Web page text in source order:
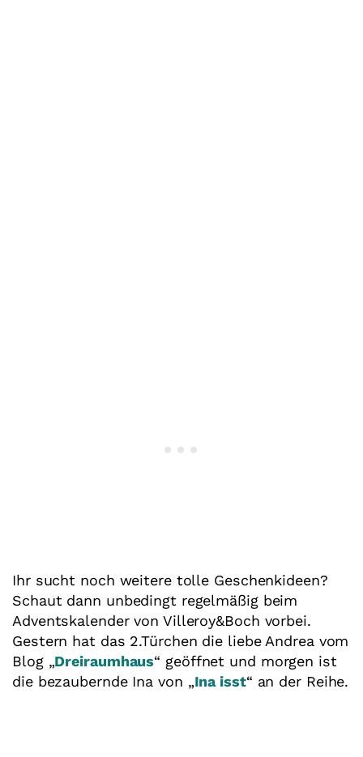
Ihr sucht noch weitere tolle Geschenkideen?
Schaut dann unbedingt regelmäßig beim
Adventskalender von Villeroy&Boch vorbei.
Gestern hat das 2.Türchen die liebe Andrea vom
Blog „Dreiraumhaus“ geöffnet und morgen ist
die bezaubernde Ina von „Ina isst“ an der Reihe.